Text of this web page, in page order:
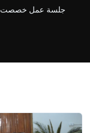
جلسة عمل خصصت